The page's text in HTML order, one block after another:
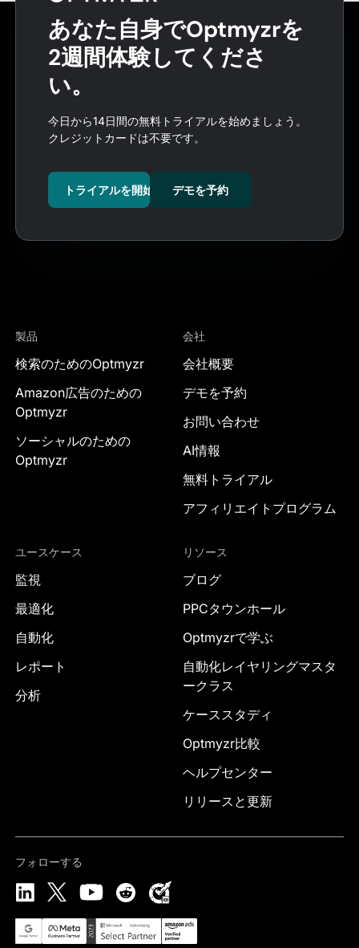
あなた自身でOptmyzrを
2週間体験してくださ
い。
今日から14日間の無料トライアルを始めましょう。
クレジットカードは不要です。
トライアルを開始 デモを予約
製品
検索のためのOptmyzr
Amazon広告のための
Optmyzr
ソーシャルのための
Optmyzr
会社
会社概要
デモを予約
お問い合わせ
AI情報
無料トライアル
アフィリエイトプログラム
ユースケース
監視
最適化
自動化
レポート
分析
リソース
ブログ
PPCタウンホール
Optmyzrで学ぶ
自動化レイヤリングマスタ
ークラス
ケーススタディ
Optmyzr比較
ヘルプセンター
リリースと更新
フォローする